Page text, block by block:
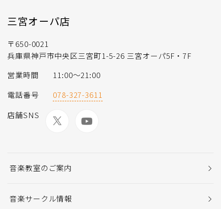
三宮オーパ店
〒650-0021
兵庫県神戸市中央区三宮町1-5-26 三宮オーパ5F・7F
営業時間
11:00〜21:00
電話番号
078-327-3611
店舗SNS
音楽教室のご案内
音楽サークル情報